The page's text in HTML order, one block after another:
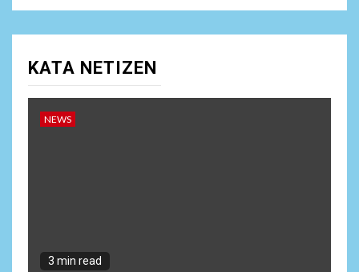
KATA NETIZEN
NEWS
3 min read